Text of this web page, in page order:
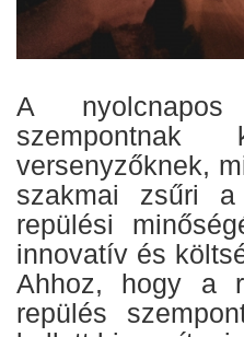
A
versenyzőknek,
szakmai zsűri
repülési
innovatív és
Ahhoz, hogy a
repülés